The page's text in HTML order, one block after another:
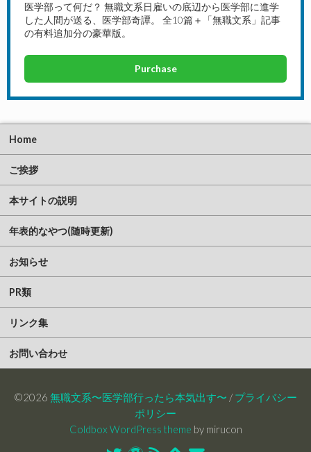
医学部って何だ？ 無職文系日雇いの底辺から医学部に進学
した人間が送る、医学部奇譚。 全10篇＋「無職文系」記事
の有料追加分の豪華版。
Purchase
Home
ご挨拶
本サイトの説明
年表的なやつ(随時更新)
お知らせ
PR類
リンク集
お問い合わせ
©2026 無職文系〜医学部行ったら本気出す〜 / プライバシー
ポリシー
Coldbox WordPress theme by mirucon